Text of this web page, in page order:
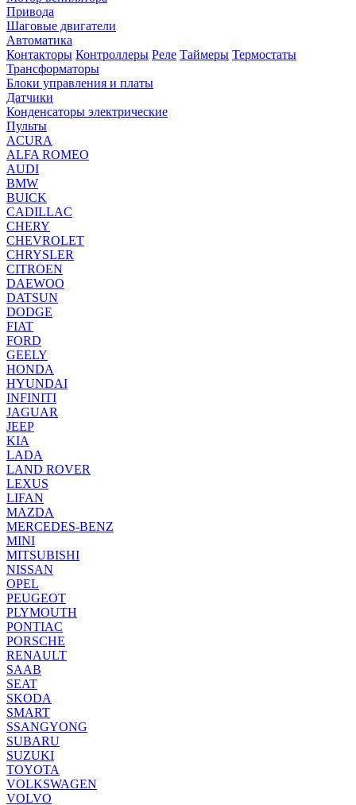
Привода
Шаговые двигатели
Автоматика
Контакторы Контроллеры Реле Таймеры Термостаты
Трансформаторы
Блоки управления и платы
Датчики
Конденсаторы электрические
Пульты
ACURA
ALFA ROMEO
AUDI
BMW
BUICK
CADILLAC
CHERY
CHEVROLET
CHRYSLER
CITROEN
DAEWOO
DATSUN
DODGE
FIAT
FORD
GEELY
HONDA
HYUNDAI
INFINITI
JAGUAR
JEEP
KIA
LADA
LAND ROVER
LEXUS
LIFAN
MAZDA
MERCEDES-BENZ
MINI
MITSUBISHI
NISSAN
OPEL
PEUGEOT
PLYMOUTH
PONTIAC
PORSCHE
RENAULT
SAAB
SEAT
SKODA
SMART
SSANGYONG
SUBARU
SUZUKI
TOYOTA
VOLKSWAGEN
VOLVO